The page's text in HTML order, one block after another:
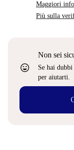
Maggiori
Più sulla
sentiment_very_satisfied
Non sei
Se hai
per aiutarti.